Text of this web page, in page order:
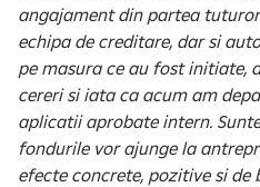
angajament din partea
echipa de creditare, dar si
pe masura ce au fost initiate,
cereri si iata ca acum am
aplicatii aprobate intern.
fondurile vor ajunge la
efecte concrete, pozitive si